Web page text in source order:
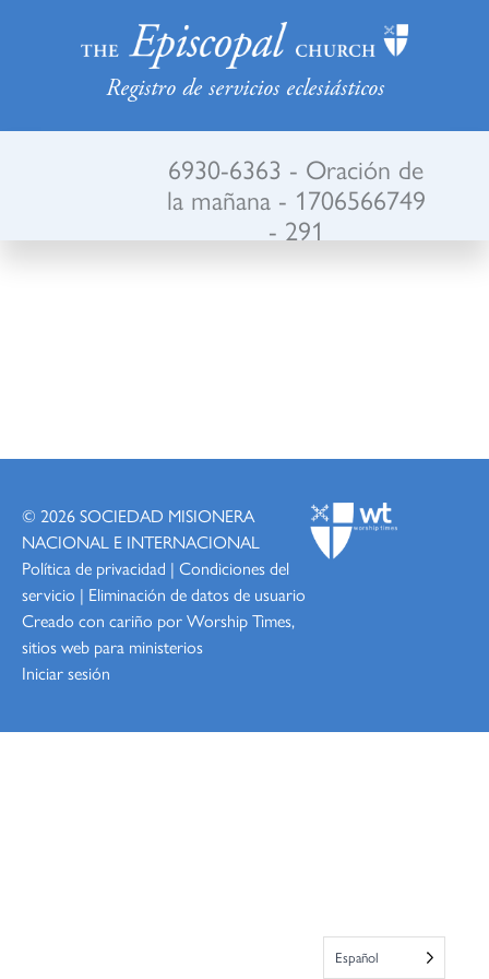
Registro de servicios eclesiásticos
6930-6363 - Oración de
la mañana - 1706566749
- 291
© 2026SOCIEDAD MISIONERA
NACIONAL E INTERNACIONAL
Política de privacidad | Condiciones del
servicio | Eliminación de datos de usuario
Creado con cariño por WorshipTimes,
sitios web para ministerios
Iniciar sesión
Español